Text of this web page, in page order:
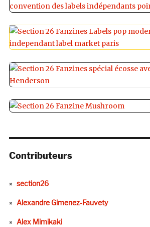
Contributeurs
section26
Alexandre Gimenez-Fauvety
Alex Mimikaki